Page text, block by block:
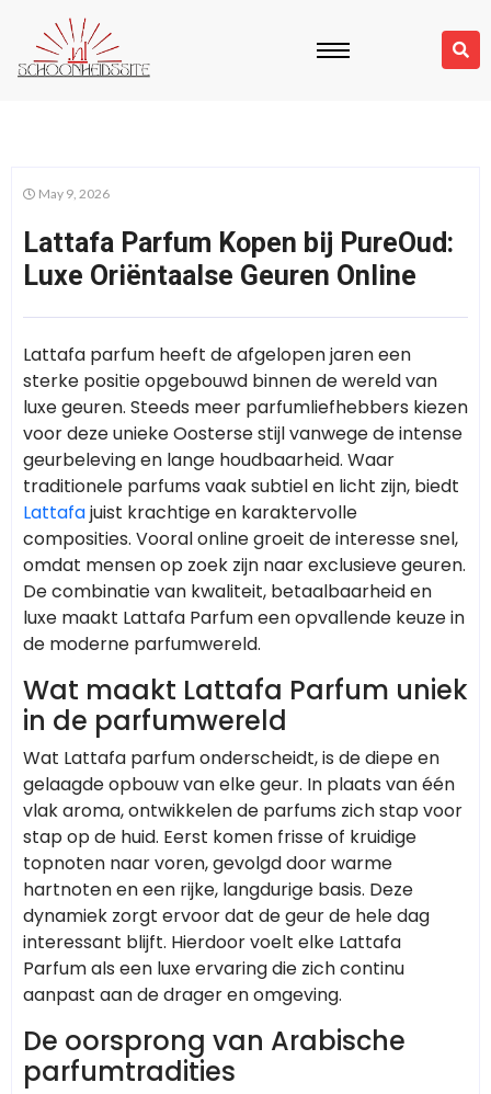
May 9, 2026
Lattafa Parfum Kopen bij PureOud:
Luxe Oriëntaalse Geuren Online
Lattafa parfum heeft de afgelopen jaren een
sterke positie opgebouwd binnen de wereld van
luxe geuren. Steeds meer parfumliefhebbers kiezen
voor deze unieke Oosterse stijl vanwege de intense
geurbeleving en lange houdbaarheid. Waar
traditionele parfums vaak subtiel en licht zijn, biedt
Lattafajuist krachtige en karaktervolle
composities. Vooral online groeit de interesse snel,
omdat mensen op zoek zijn naar exclusieve geuren.
De combinatie van kwaliteit, betaalbaarheid en
luxe maakt Lattafa Parfum een opvallende keuze in
de moderne parfumwereld.
Wat maakt Lattafa Parfum uniek
in de parfumwereld
Wat Lattafa parfum onderscheidt, is de diepe en
gelaagde opbouw van elke geur. In plaats van één
vlak aroma, ontwikkelen de parfums zich stap voor
stap op de huid. Eerst komen frisse of kruidige
topnoten naar voren, gevolgd door warme
hartnoten en een rijke, langdurige basis. Deze
dynamiek zorgt ervoor dat de geur de hele dag
interessant blijft. Hierdoor voelt elke Lattafa
Parfum als een luxe ervaring die zich continu
aanpast aan de drager en omgeving.
De oorsprong van Arabische
parfumtradities